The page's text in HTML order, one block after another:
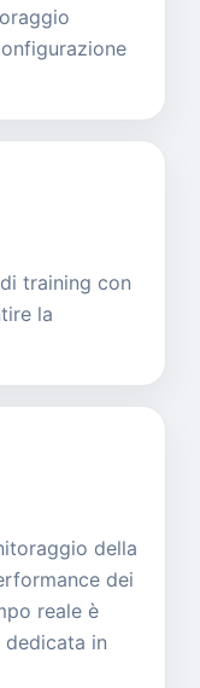
training con
la
della
dei
reale è
in